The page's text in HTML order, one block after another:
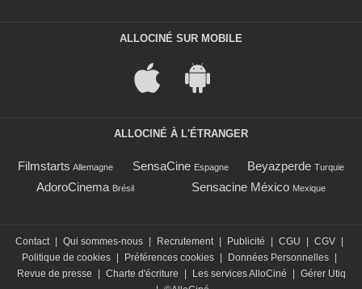
ALLOCINÉ SUR MOBILE
ALLOCINÉ À L'ÉTRANGER
Filmstarts Allemagne SensaCine Espagne Beyazperde Turquie
AdoroCinema Brésil Sensacine México Mexique
Contact | Qui sommes-nous | Recrutement | Publicité | CGU | CGV |
Politique de cookies | Préférences cookies | Données Personnelles |
Revue de presse
| Charte d'écriture | Les services AlloCiné | Gérer Utiq